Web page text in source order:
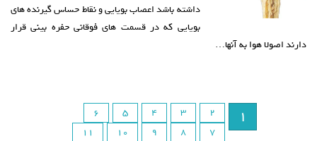
داشته باشد اعصاب بویایی و نقاط حساس گیرنده های
بویایی که در قسمت های فوقانی حفره بینی قرار
دارند اصولا هوا به آنها…
1
2
3
4
5
6
7
8
9
10
11